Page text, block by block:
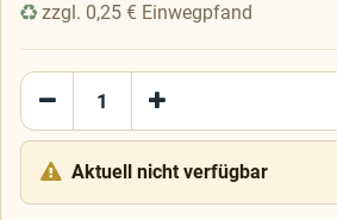
zzgl. 0,25 € Einwegpfand
Aktuell nicht verfügbar